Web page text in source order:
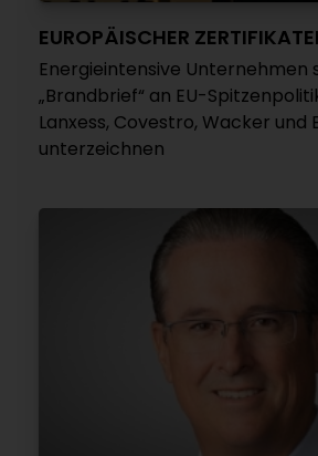
EUROPÄISCHER
Energieintensive Unternehmen
„Brandbrief“ an EU-
Lanxess, Covestro, Wacker und
unterzeichnen